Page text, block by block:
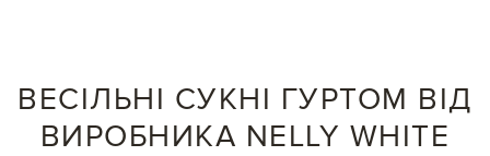
ВЕСІЛЬНІ СУКНІ ГУРТОМ ВІД
ВИРОБНИКА NELLY WHITE